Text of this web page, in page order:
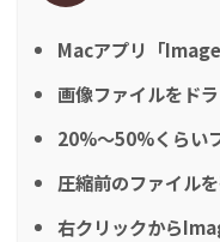
Macアプリ「
画像ファイルをド
20%〜50%くらい
圧縮前のファイル
右クリックから